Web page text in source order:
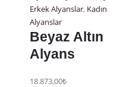
Erkek Alyanslar, Kadın
Alyanslar
Beyaz Altın
Alyans
18.873,00₺